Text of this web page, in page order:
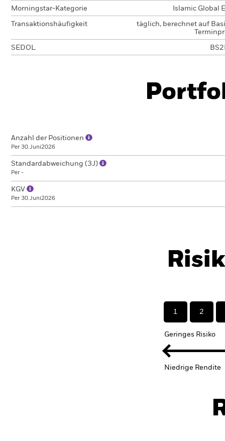
Morningstar-Kategorie Islamic Global
Transaktionshäufigkeit
täglich, berechnet auf
SEDOL
Anzahl der Positionen
Per 30.Juni2026
Standardabweichung (3J)
Per -
KGV
Per 30.Juni2026
1 2
Geringes Risiko
Niedrige Rendite